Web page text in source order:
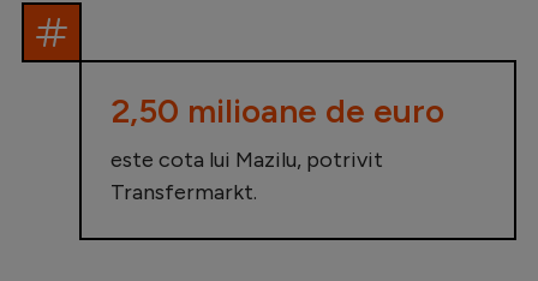
2,50 milioane de euro
este cota lui Mazilu, potrivit
Transfermarkt.